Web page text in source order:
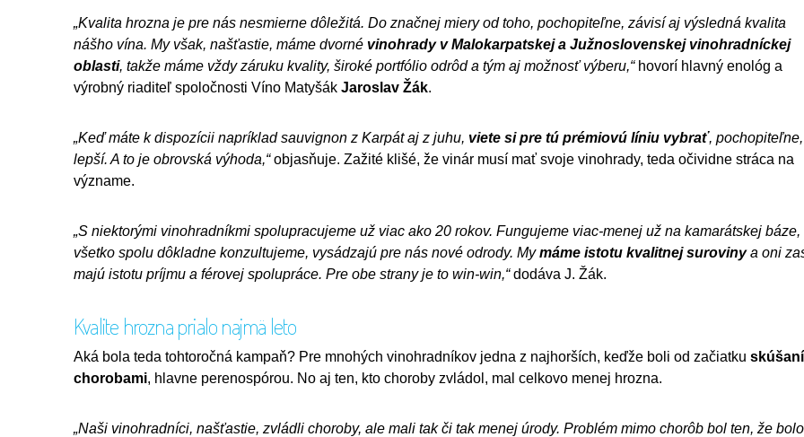
„Kvalita hrozna je pre nás nesmierne dôležitá. Do značnej miery od toho, pochopiteľne, závisí aj výsledná kvalita
nášho vína. My však, našťastie, máme dvorné vinohrady v Malokarpatskej a Južnoslovenskej vinohradníckej
oblasti, takže máme vždy záruku kvality, široké portfólio odrôd a tým aj možnosť výberu,“hovorí hlavný enológ a
výrobný riaditeľ spoločnosti Víno Matyšák Jaroslav Žák.
„Keď máte k dispozícii napríklad sauvignon z Karpát aj z juhu, viete si pre tú prémiovú líniu vybrať,
lepší. A to je obrovská výhoda,“objasňuje. Zažité klišé, že vinár musí mať svoje vinohrady, teda očividne stráca na
význame.
„S niektorými vinohradníkmi spolupracujeme už viac ako 20 rokov. Fungujeme viac-menej už na kamarátskej báze,
všetko spolu dôkladne konzultujeme, vysádzajú pre nás nové odrody. Mymáme istotu kvalitnej surovinya oni
majú istotu príjmu a férovej spolupráce. Pre obe strany je to win-win,“dodáva J. Žák.
Kvalite hrozna prialo najmä leto
Aká bola teda tohtoročná kampaň? Pre mnohých vinohradníkov jedna z najhorších, keďže boli od začiatku skúšaní
chorobami, hlavne perenospórou. No aj ten, kto choroby zvládol, mal celkovo menej hrozna.
„Naši vinohradníci, našťastie, zvládli choroby, ale mali tak či tak menej úrody. Problém mimo chorôb bol ten, že bolo